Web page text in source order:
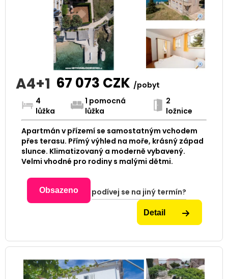
A4+1 67 073 CZK /pobyt
4
lůžka
1 pomocná
lůžka
2
ložnice
Apartmán v přízemí se samostatným vchodem
přes terasu. Přímý výhled na moře, krásný západ
slunce. Klimatizovaný a moderně vybavený.
Velmi vhodné pro rodiny s malými dětmi.
Obsazeno podívej se na jiný termín?
Detail